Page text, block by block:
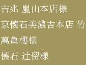
吉兆 嵐山本店様
京懐石美濃吉本店
萬亀樓様
懐石 辻留様